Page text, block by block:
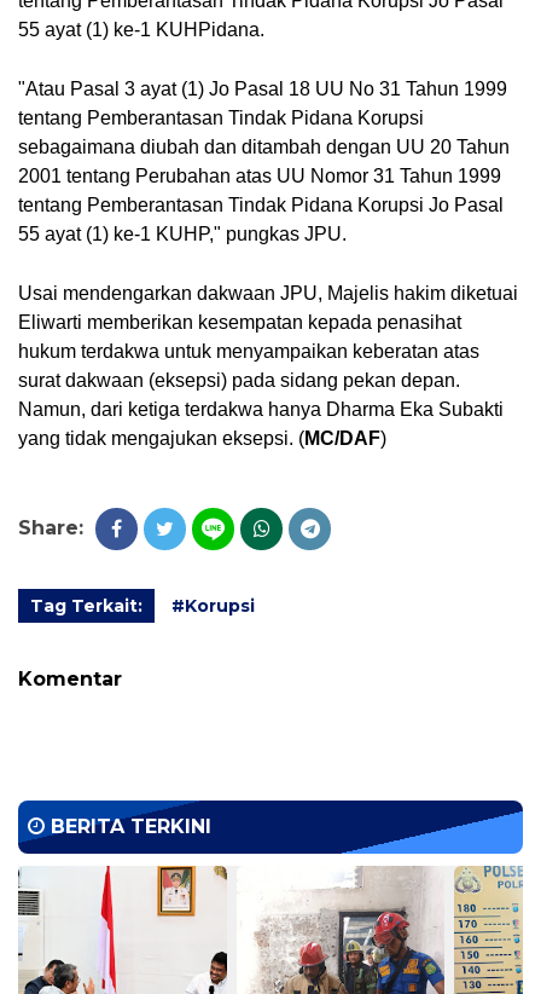
55 ayat (1) ke-1 KUHPidana.
"Atau Pasal 3 ayat (1) Jo Pasal 18 UU No 31 Tahun 1999
tentang Pemberantasan Tindak Pidana Korupsi
sebagaimana diubah dan ditambah dengan UU 20 Tahun
2001 tentang Perubahan atas UU Nomor 31 Tahun 1999
tentang Pemberantasan Tindak Pidana Korupsi Jo Pasal
55 ayat (1) ke-1 KUHP," pungkas JPU.
Usai mendengarkan dakwaan JPU, Majelis hakim diketuai
Eliwarti memberikan kesempatan kepada penasihat
hukum terdakwa untuk menyampaikan keberatan atas
surat dakwaan (eksepsi) pada sidang pekan depan.
Namun, dari ketiga terdakwa hanya Dharma Eka Subakti
yang tidak mengajukan eksepsi. (MC/DAF)
Share:
Tag Terkait: #Korupsi
Komentar
BERITA TERKINI